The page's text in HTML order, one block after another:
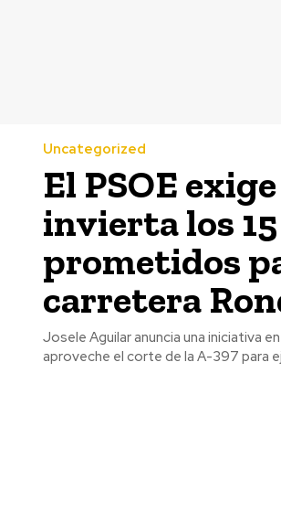
Uncategorized
El PSOE
invierta los
prometidos
carretera
Josele Aguilar anuncia una iniciativa
aproveche el corte de la A-397 para